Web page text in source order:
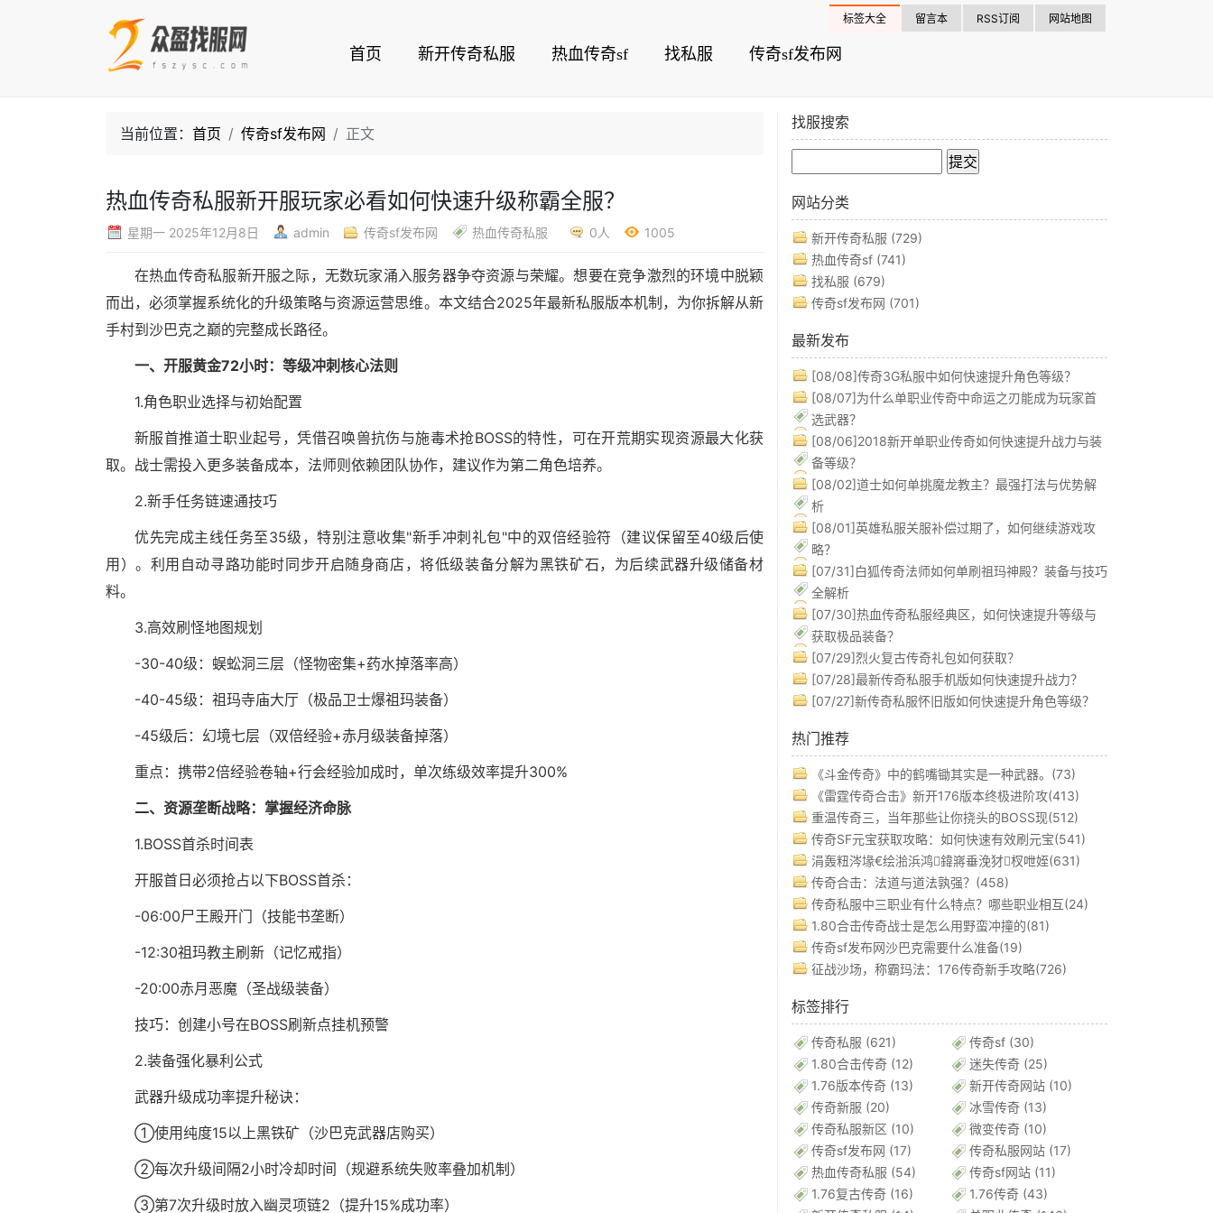
首页 新开传奇私服 热血传奇sf 找私服 传奇sf发布网
标签大全 留言本 RSS订阅 网站地图
当前位置： 首页 传奇sf发布网 正文
热血传奇私服新开服玩家必看如何快速升级称霸全服？
星期一 2025年12月8日 admin 传奇sf发布网 热血传奇私服 0人 1005
在热血传奇私服新开服之际，无数玩家涌入服务器争夺资源与荣耀。想要在竞争激烈的环境中脱颖
而出，必须掌握系统化的升级策略与资源运营思维。本文结合2025年最新私服版本机制，为你拆解从新
手村到沙巴克之巅的完整成长路径。
一、开服黄金72小时：等级冲刺核心法则
1.角色职业选择与初始配置
新服首推道士职业起号，凭借召唤兽抗伤与施毒术抢BOSS的特性，可在开荒期实现资源最大化获
取。战士需投入更多装备成本，法师则依赖团队协作，建议作为第二角色培养。
2.新手任务链速通技巧
优先完成主线任务至35级，特别注意收集"新手冲刺礼包"中的双倍经验符（建议保留至40级后使
用）。利用自动寻路功能时同步开启随身商店，将低级装备分解为黑铁矿石，为后续武器升级储备材
料。
3.高效刷怪地图规划
-30-40级：蜈蚣洞三层（怪物密集+药水掉落率高）
-40-45级：祖玛寺庙大厅（极品卫士爆祖玛装备）
-45级后：幻境七层（双倍经验+赤月级装备掉落）
重点：携带2倍经验卷轴+行会经验加成时，单次练级效率提升300%
二、资源垄断战略：掌握经济命脉
1.BOSS首杀时间表
开服首日必须抢占以下BOSS首杀：
-06:00尸王殿开门（技能书垄断）
-12:30祖玛教主刷新（记忆戒指）
-20:00赤月恶魔（圣战级装备）
技巧：创建小号在BOSS刷新点挂机预警
2.装备强化暴利公式
武器升级成功率提升秘诀：
①使用纯度15以上黑铁矿（沙巴克武器店购买）
②每次升级间隔2小时冷却时间（规避系统失败率叠加机制）
③第7次升级时放入幽灵项链2（提升15%成功率）
找服搜索
网站分类
新开传奇私服 (729)
热血传奇sf (741)
找私服 (679)
传奇sf发布网 (701)
最新发布
[08/08]传奇3G私服中如何快速提升角色等级？
[08/07]为什么单职业传奇中命运之刃能成为玩家首
选武器？
[08/06]2018新开单职业传奇如何快速提升战力与装
备等级？
[08/02]道士如何单挑魔龙教主？最强打法与优势解
析
[08/01]英雄私服关服补偿过期了，如何继续游戏攻
略？
[07/31]白狐传奇法师如何单刷祖玛神殿？装备与技巧
全解析
[07/30]热血传奇私服经典区，如何快速提升等级与
获取极品装备？
[07/29]烈火复古传奇礼包如何获取？
[07/28]最新传奇私服手机版如何快速提升战力？
[07/27]新传奇私服怀旧版如何快速提升角色等级？
热门推荐
《斗金传奇》中的鹤嘴锄其实是一种武器。(73)
《雷霆传奇合击》新开176版本终极进阶攻(413)
重温传奇三，当年那些让你挠头的BOSS现(512)
传奇SF元宝获取攻略：如何快速有效刷元宝(541)
涓轰粈涔堟€绘湁浜鸿鍏嶈垂浼犲杈呭姪(631)
传奇合击：法道与道法孰强？(458)
传奇私服中三职业有什么特点？哪些职业相互(24)
1.80合击传奇战士是怎么用野蛮冲撞的(81)
传奇sf发布网沙巴克需要什么准备(19)
征战沙场，称霸玛法：176传奇新手攻略(726)
标签排行
传奇私服 (621) 传奇sf (30)
1.80合击传奇 (12) 迷失传奇 (25)
1.76版本传奇 (13) 新开传奇网站 (10)
传奇新服 (20) 冰雪传奇 (13)
传奇私服新区 (10) 微变传奇 (10)
传奇sf发布网 (17) 传奇私服网站 (17)
热血传奇私服 (54) 传奇sf网站 (11)
1.76复古传奇 (16) 1.76传奇 (43)